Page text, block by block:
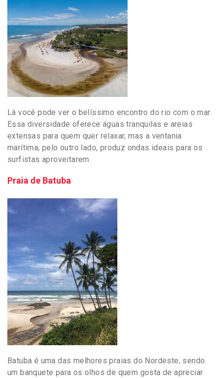
Lá você pode ver o belíssimo encontro do rio com o mar.
Essa diversidade oferece águas tranquilas e areias
extensas para quem quer relaxar, mas a ventania
marítima, pelo outro lado, produz ondas ideais para os
surfistas aproveitarem.
Praia de Batuba
Batuba é uma das melhores praias do Nordeste, sendo
um banquete para os olhos de quem gosta de apreciar